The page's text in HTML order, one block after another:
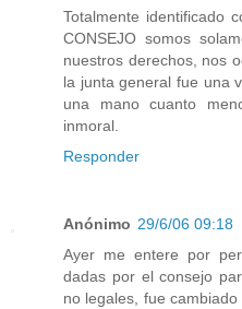
Totalmente identificado
CONSEJO somos
nuestros derechos, nos
la junta general fue una
una mano cuanto
inmoral.
Responder
Anónimo 29/6/06 09:18
Ayer me entere por
dadas por el consejo
no legales, fue cambiado